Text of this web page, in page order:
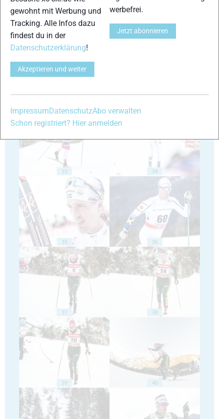
30
33 34
35 36
37 38
39 40
gewohnt mit Werbung und
Tracking. Alle Infos dazu
findest du in der
Datenschutzerklärung!
Akzeptieren und weiter
werbefrei.
Jetzt abonnieren
ImpressumDatenschutzAbo verwalten
Schon registriert? Hier anmelden